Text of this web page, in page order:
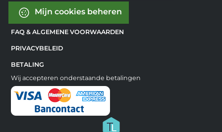
Mijn cookies beheren
FAQ & ALGEMENE VOORWAARDEN
PRIVACYBELEID
BETALING
Wij accepteren onderstaande betalingen